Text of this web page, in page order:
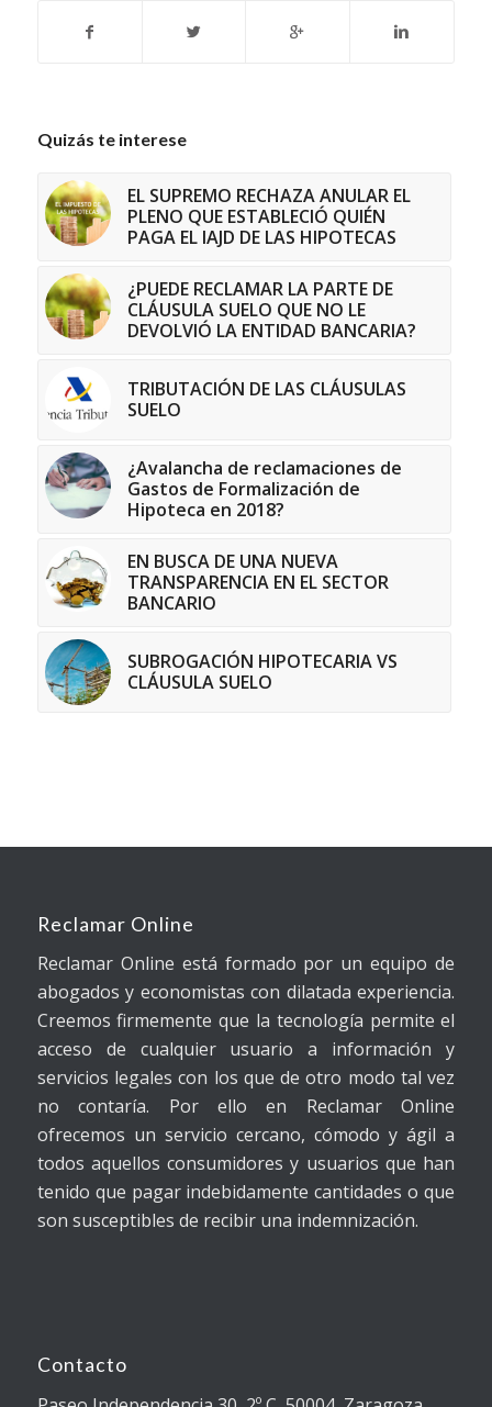
Quizás te interese
EL SUPREMO RECHAZA ANULAR EL
PLENO QUE ESTABLECIÓ QUIÉN
PAGA EL IAJD DE LAS HIPOTECAS
¿PUEDE RECLAMAR LA PARTE DE
CLÁUSULA SUELO QUE NO LE
DEVOLVIÓ LA ENTIDAD BANCARIA?
TRIBUTACIÓN DE LAS CLÁUSULAS
SUELO
¿Avalancha de reclamaciones de
Gastos de Formalización de
Hipoteca en 2018?
EN BUSCA DE UNA NUEVA
TRANSPARENCIA EN EL SECTOR
BANCARIO
SUBROGACIÓN HIPOTECARIA VS
CLÁUSULA SUELO
Reclamar Online
Reclamar Online está formado por un equipo de
abogados y economistas con dilatada experiencia.
Creemos firmemente que la tecnología permite el
acceso de cualquier usuario a información y
servicios legales con los que de otro modo tal vez
no contaría. Por ello en Reclamar Online
ofrecemos un servicio cercano, cómodo y ágil a
todos aquellos consumidores y usuarios que han
tenido que pagar indebidamente cantidades o que
son susceptibles de recibir una indemnización.
Contacto